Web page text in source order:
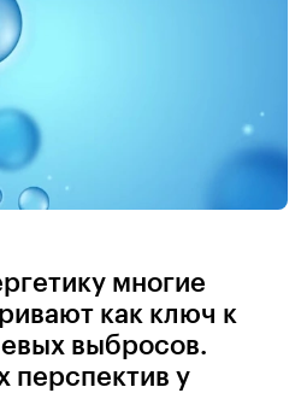
многие
как ключ к
выбросов.
перспектив у